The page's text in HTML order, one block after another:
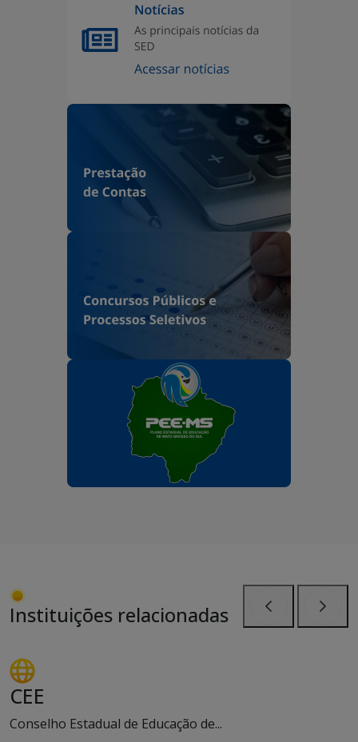
Instituições relacionadas
CEE
Conselho Estadual de Educação de...